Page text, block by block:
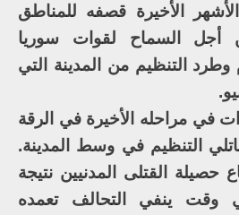
الأخيرة قصفه للمناطق
أجل السماح لقوات سوريا
وطرد التنظيم من المدينة التي
في مراحله الأخيرة في الرقة
التنظيم في وسط المدينة.
حصيلة القتلى المدنيين نتيجة
وقت ينفي التحالف تعمده